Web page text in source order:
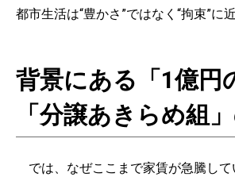
都市生活は“豊かさ”ではなく“拘束”に近
背景にある「1億円
「分譲あきらめ組
では、なぜここまで家賃が急騰して